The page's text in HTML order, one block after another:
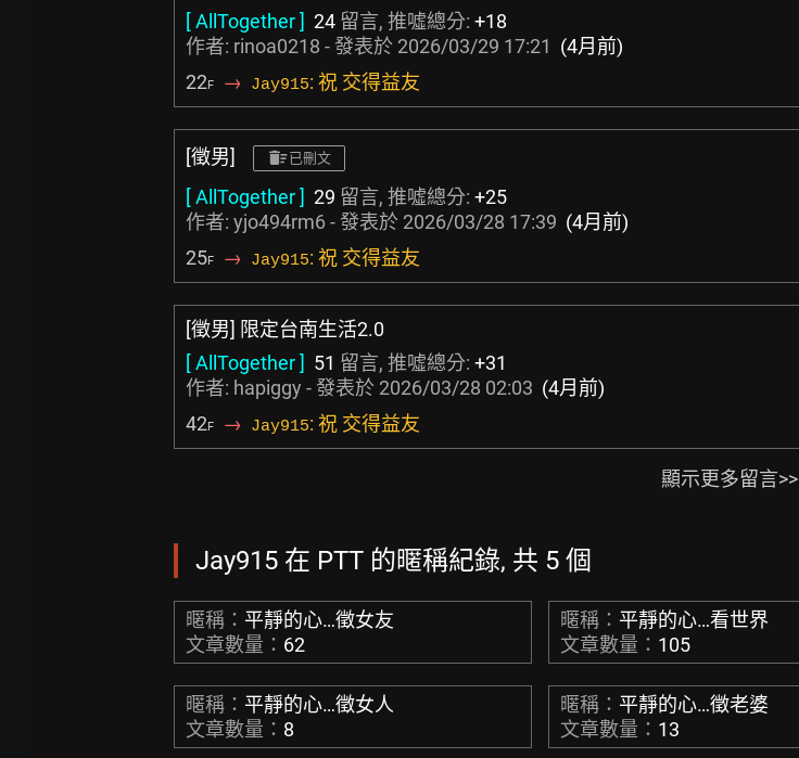
[ AllTogether ] 24 留言, 推噓總分: +18
作者: rinoa0218 - 發表於 2026/03/29 17:21 (4月前)
22F → Jay915: 祝 交得益友
[徵男] 已刪文
[ AllTogether ] 29 留言, 推噓總分: +25
作者: yjo494rm6- 發表於 2026/03/28 17:39 (4月前)
25F → Jay915: 祝 交得益友
[徵男] 限定台南生活2.0
[ AllTogether ] 51 留言, 推噓總分: +31
作者: hapiggy - 發表於 2026/03/28 02:03 (4月前)
42F → Jay915: 祝 交得益友
顯示更多留言>>
Jay915 在 PTT 的暱稱紀錄, 共 5 個
暱稱： 平靜的心…徵女友
文章數量： 62
暱稱： 平靜的心…看世界
文章數量： 105
暱稱： 平靜的心…徵女人
文章數量： 8
暱稱： 平靜的心…徵老婆
文章數量： 13